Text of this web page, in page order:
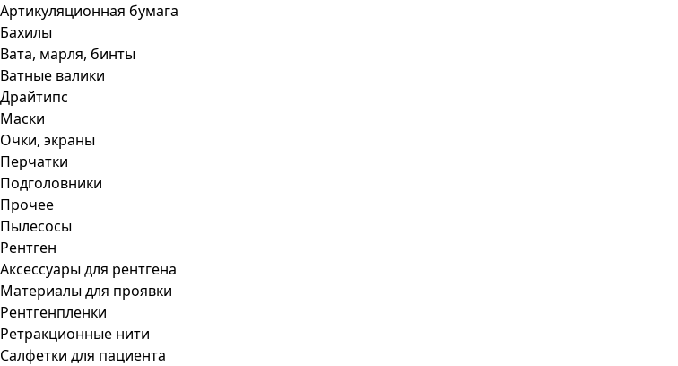
Артикуляционная бумага
Бахилы
Вата, марля, бинты
Ватные валики
Драйтипс
Маски
Очки, экраны
Перчатки
Подголовники
Прочее
Пылесосы
Рентген
Аксессуары для рентгена
Материалы для проявки
Рентгенпленки
Ретракционные нити
Салфетки для пациента